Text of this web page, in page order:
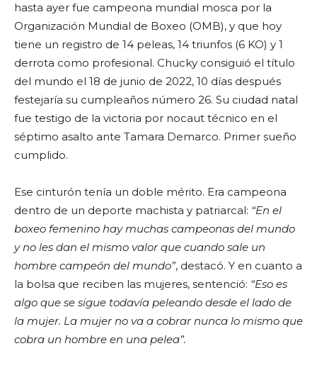
hasta ayer fue campeona mundial mosca por la
Organización Mundial de Boxeo (OMB), y que hoy
tiene un registro de 14 peleas, 14 triunfos (6 KO) y 1
derrota como profesional. Chucky consiguió el título
del mundo el 18 de junio de 2022, 10 días después
festejaría su cumpleaños número 26. Su ciudad natal
fue testigo de la victoria por nocaut técnico en el
séptimo asalto ante Tamara Demarco. Primer sueño
cumplido.
Ese cinturón tenía un doble mérito. Era campeona
dentro de un deporte machista y patriarcal: “En el
boxeo femenino hay muchas campeonas del mundo
y no les dan el mismo valor que cuando sale un
hombre campeón del mundo”, destacó. Y en cuanto a
la bolsa que reciben las mujeres, sentenció: “Eso es
algo que se sigue todavía peleando desde el lado de
la mujer. La mujer no va a cobrar nunca lo mismo que
cobra un hombre en una pelea”.